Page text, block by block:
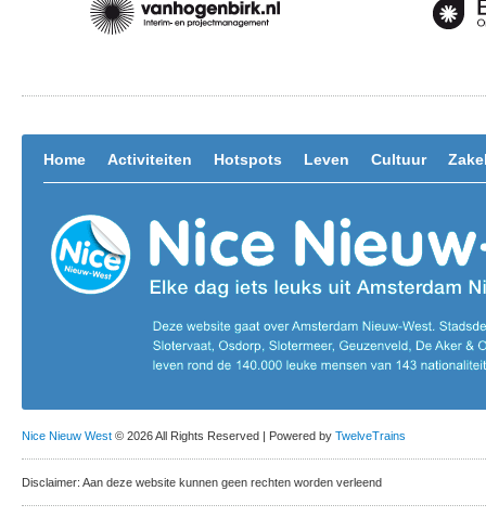
Home Activiteiten Hotspots Leven Cultuur
Nice Nieuw West © 2026 All Rights Reserved | Powered by TwelveTrains
Disclaimer: Aan deze website kunnen geen rechten worden verleend